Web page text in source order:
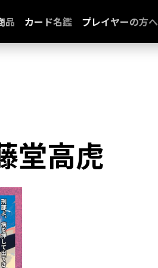
品 カード名鑑 プレイヤーの方へ
堂高虎